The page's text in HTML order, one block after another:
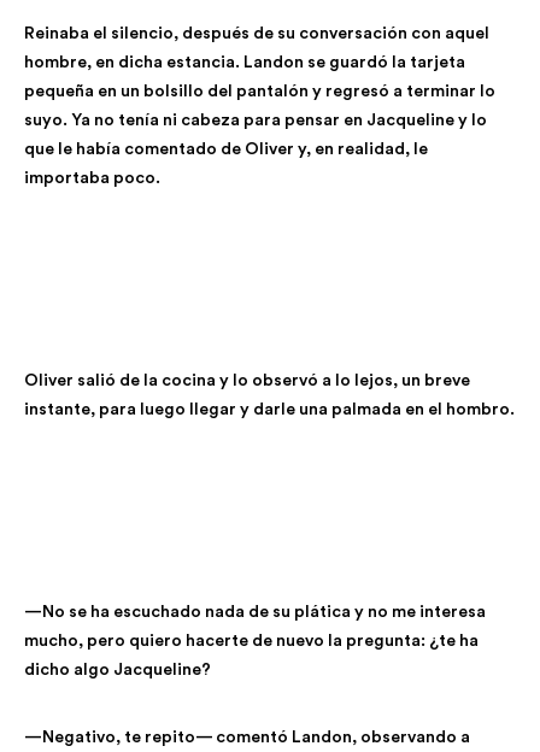
Reinaba el silencio, después de su conversación con aquel
hombre, en dicha estancia. Landon se guardó la tarjeta
pequeña en un bolsillo del pantalón y regresó a terminar lo
suyo. Ya no tenía ni cabeza para pensar en Jacqueline y lo
que le había comentado de Oliver y, en realidad, le
importaba poco.
Oliver salió de la cocina y lo observó a lo lejos, un breve
instante, para luego llegar y darle una palmada en el hombro.
—No se ha escuchado nada de su plática y no me interesa
mucho, pero quiero hacerte de nuevo la pregunta: ¿te ha
dicho algo Jacqueline?
—Negativo, te repito— comentó Landon, observando a